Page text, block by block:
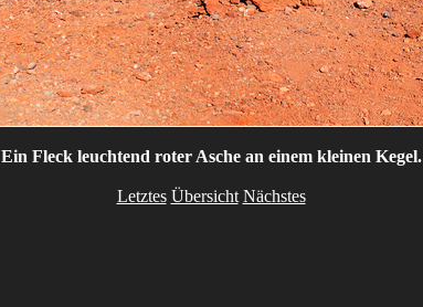
Ein Fleck leuchtend roter Asche an einem kleinen Kegel.
Letztes Übersicht Nächstes